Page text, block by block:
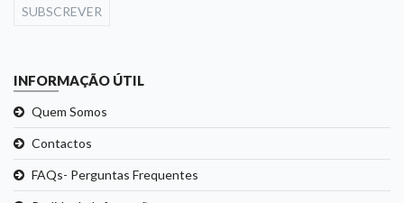
SUBSCREVER
INFORMAÇÃO ÚTIL
Quem Somos
Contactos
FAQs- Perguntas Frequentes